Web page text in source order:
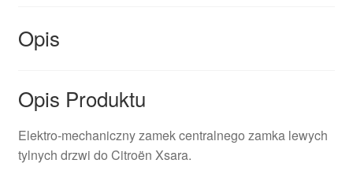
Opis
Opis Produktu
Elektro-mechaniczny zamek centralnego zamka lewych
tylnych drzwi do Citroën Xsara.